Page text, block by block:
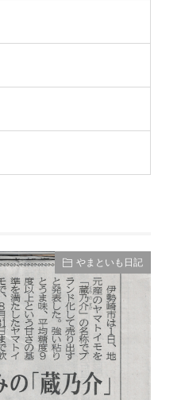
やまといも日記